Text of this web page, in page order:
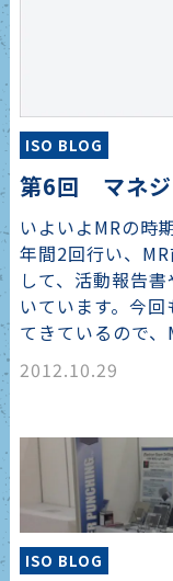
ISO BLOG
第6回 マネジ
いよいよMRの時
年間2回行い、
して、活動報告
いています。今
てきているので
2012.10.29
ISO BLOG